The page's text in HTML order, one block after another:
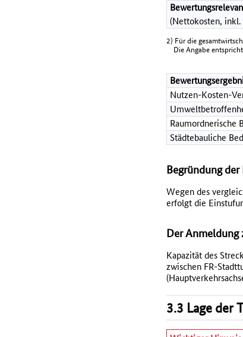
(Nettokosten, inkl.
2) Für die
Die Angabe
Nutzen-Kosten-
Raumordnerische
Städtebauliche
Begründung
Wegen des
erfolgt die
Der Anmeldung
Kapazität des
zwischen FR-
3.3 Lage der